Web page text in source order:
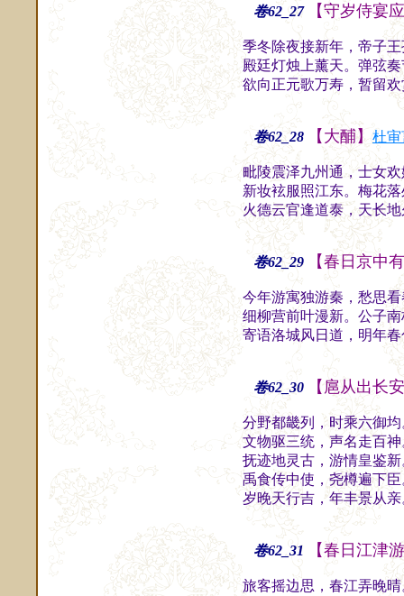
卷62_27 【守岁侍宴
季冬除夜接新年，帝子
殿廷灯烛上薰天。弹弦
欲向正元歌万寿，暂留
卷62_28 【大酺】杜审
毗陵震泽九州通，士女
新妆袨服照江东。梅花
火德云官逢道泰，天长
卷62_29 【春日京中
今年游寓独游秦，愁思
细柳营前叶漫新。公子
寄语洛城风日道，明年
卷62_30 【扈从出长
分野都畿列，时乘六御
文物驱三统，声名走百
抚迹地灵古，游情皇鉴
禹食传中使，尧樽遍下
岁晚天行吉，年丰景从
卷62_31 【春日江津
旅客摇边思，春江弄晚